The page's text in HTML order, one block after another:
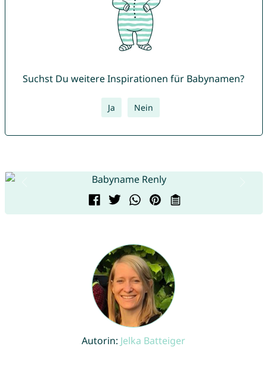
Suchst Du weitere Inspirationen für Babynamen?
Ja Nein
Autorin: Jelka Batteiger